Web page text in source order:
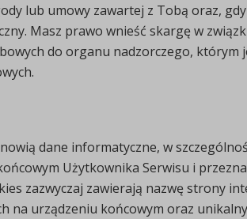
lub umowy zawartej z Tobą oraz,
Masz prawo wnieść skargę w
do organu nadzorczego, którym
dane informatyczne, w
Użytkownika Serwisu i
zazwyczaj zawierają nazwę strony
na urządzeniu końcowym oraz